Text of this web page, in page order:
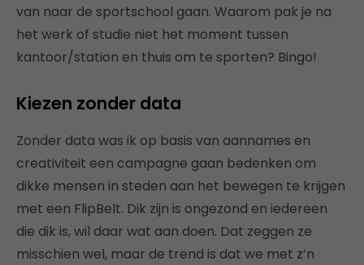
van naar de sportschool gaan. Waarom pak je na
het werk of studie niet het moment tussen
kantoor/station en thuis om te sporten? Bingo!
Kiezen zonder data
Zonder data was ik op basis van aannames en
creativiteit een campagne gaan bedenken om
dikke mensen in steden aan het bewegen te krijgen
met een FlipBelt. Dik zijn is ongezond en iedereen
die dik is, wil daar wat aan doen. Dat zeggen ze
misschien wel, maar de trend is dat we met z’n